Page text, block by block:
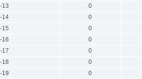
13
0
14
0
15
0
16
0
17
0
18
0
19
0